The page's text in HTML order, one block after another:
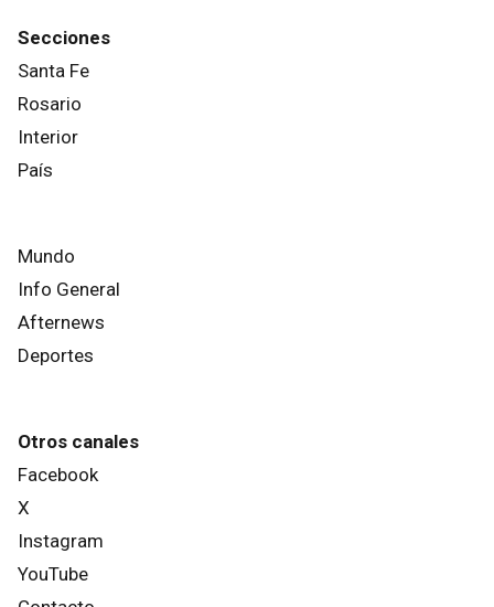
Secciones
Santa Fe
Rosario
Interior
País
Mundo
Info General
Afternews
Deportes
Otros canales
Facebook
X
Instagram
YouTube